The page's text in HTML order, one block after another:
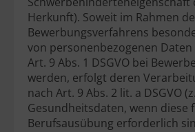
Herkunft). Soweit im Rahmen
Bewerbungsverfahrens
von personenbezogenen Daten
Art. 9 Abs. 1 DSGVO bei
werden, erfolgt deren
nach Art. 9 Abs. 2 lit. a DSGVO
Gesundheitsdaten, wenn diese
Berufsausübung erforderlich